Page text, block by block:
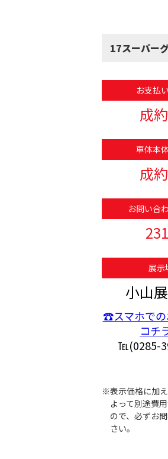
17スーパー
お支払
成
車体本
成
お問い合
展示
小山
☎スマホで
コチ
℡(0285-
※表示価格に加
よって別途費
ので、必ずお
さい。